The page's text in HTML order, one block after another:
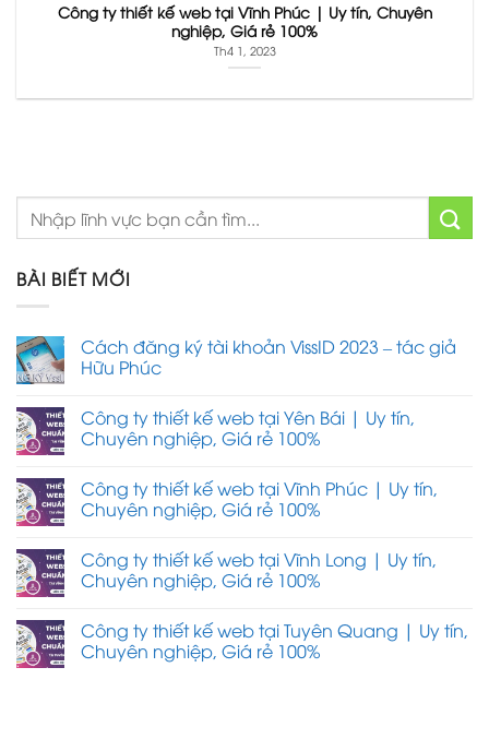
Công ty thiết kế web tại Vĩnh Phúc | Uy tín, Chuyên
nghiệp, Giá rẻ 100%
Th4 1, 2023
BÀI BIẾT MỚI
Cách đăng ký tài khoản VissID 2023 – tác giả
Hữu Phúc
Công ty thiết kế web tại Yên Bái | Uy tín,
Chuyên nghiệp, Giá rẻ 100%
Công ty thiết kế web tại Vĩnh Phúc | Uy tín,
Chuyên nghiệp, Giá rẻ 100%
Công ty thiết kế web tại Vĩnh Long | Uy tín,
Chuyên nghiệp, Giá rẻ 100%
Công ty thiết kế web tại Tuyên Quang | Uy tín,
Chuyên nghiệp, Giá rẻ 100%